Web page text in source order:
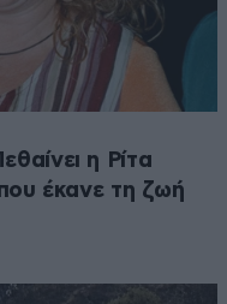
η Ρίτα
έκανε τη ζωή